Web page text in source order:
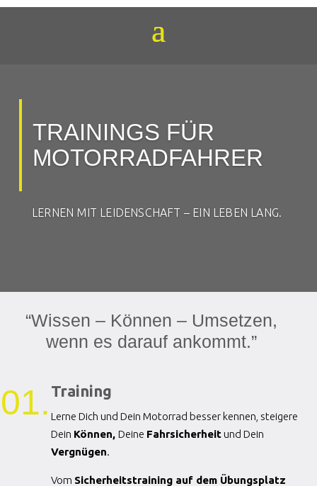
TRAININGS FÜR
MOTORRADFAHRER
LERNEN MIT LEIDENSCHAFT – EIN LEBEN LANG.
“Wissen – Können – Umsetzen,
wenn es darauf ankommt.”
01. Training
Lerne Dich und Dein Motorrad besser kennen, steigere
Dein Können,Deine Fahrsicherheitund Dein
Vergnügen.
Vom Sicherheitstraining auf dem Übungsplatz